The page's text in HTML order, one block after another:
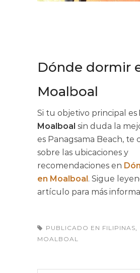
Dónde dormir
Moalboal
Si tu objetivo principal es
Moalboal sin duda la
es Panagsama Beach, te
sobre las ubicaciones y
recomendaciones en
en Moalboal. Sigue
artículo para más
PUBLICADO EN FILIPINAS,
MOALBOAL